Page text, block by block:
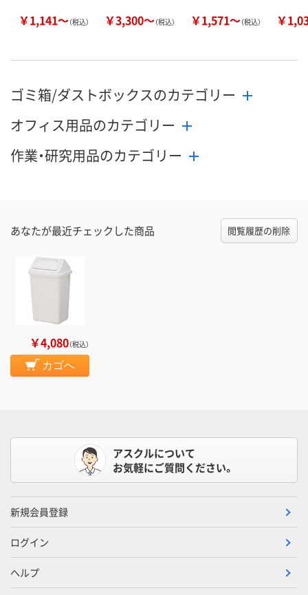
￥1,141～（税込） ￥3,300～（税込） ￥1,571～（税込） ￥
ゴミ箱/ダストボックスのカテゴリー
オフィス用品のカテゴリー
作業・研究用品のカテゴリー
あなたが最近チェックした商品 閲覧履歴の削除
￥4,080（税込）
カゴへ
アスクルについて
お気軽にご質問ください。
新規会員登録
ログイン
ヘルプ